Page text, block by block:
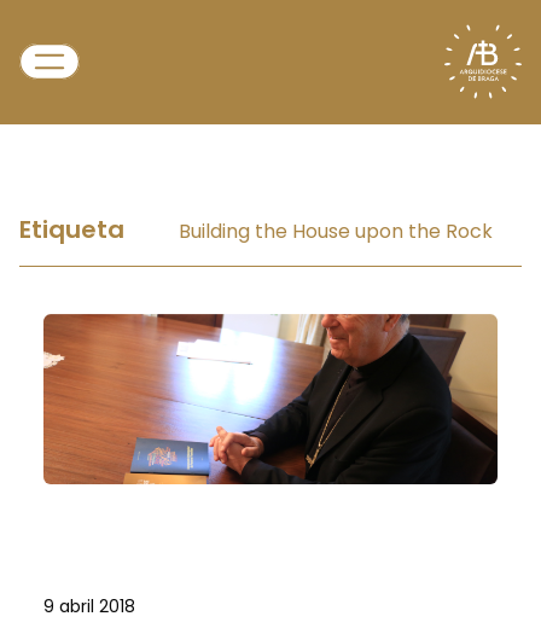
Etiqueta Building the House upon the Rock
9 abril 2018